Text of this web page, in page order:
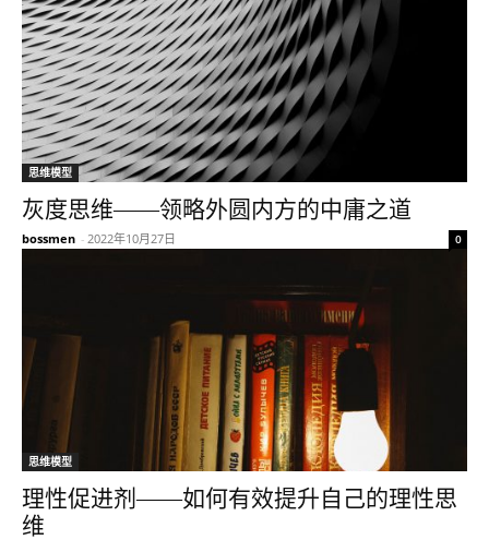
思维模型
灰度思维——领略外圆内方的中庸之道
bossmen - 2022年10月27日 0
思维模型
理性促进剂——如何有效提升自己的理性思
维